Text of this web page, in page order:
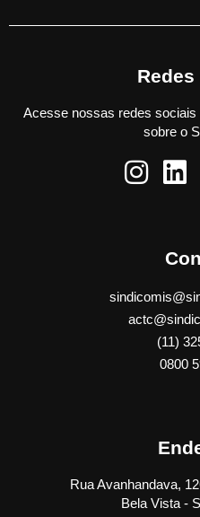
Acesse nossas redes
sobre o
(11)
0800
Rua Avanhandava,
Bela Vista -